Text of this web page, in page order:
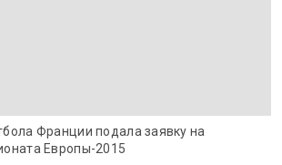
Франции подала заявку на
Европы-2015